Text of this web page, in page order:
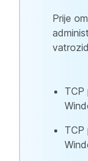
Prije
TCP
TCP